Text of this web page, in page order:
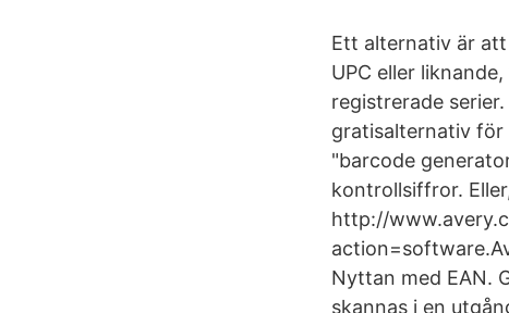
Ett alternativ är
UPC eller
registrerade
gratisalternativ för
"barcode
kontrollsiffror.
http://
Nyttan med EAN.
skannas i en